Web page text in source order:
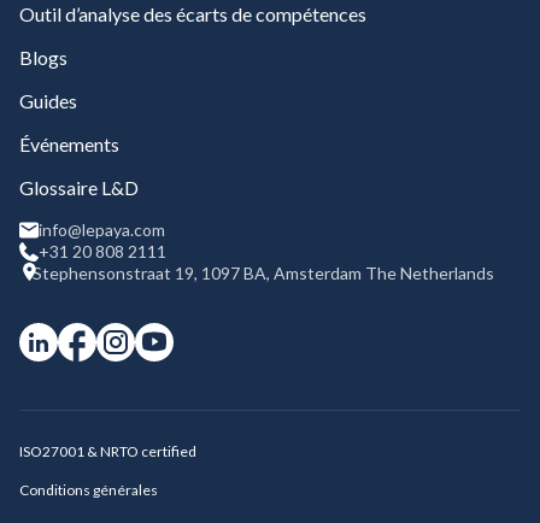
Outil d’analyse des écarts de compétences
Blogs
Guides
Événements
Glossaire L&D
info@lepaya.com
+31 20 808 2111
Stephensonstraat 19, 1097 BA, Amsterdam The Netherlands
ISO27001 & NRTO certified
Conditions générales